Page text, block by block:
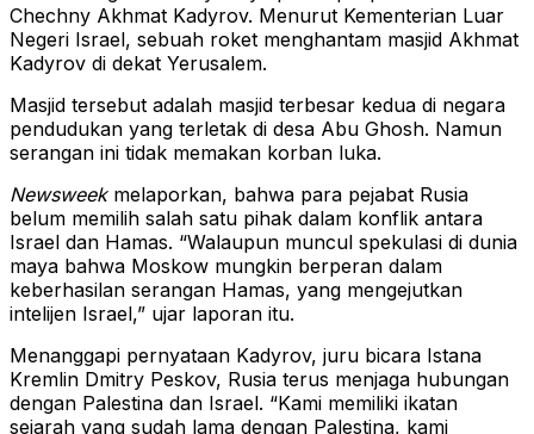
Chechny Akhmat Kadyrov. Menurut Kementerian Luar
Negeri Israel, sebuah roket menghantam masjid Akhmat
Kadyrov di dekat Yerusalem.
Masjid tersebut adalah masjid terbesar kedua di negara
pendudukan yang terletak di desa Abu Ghosh. Namun
serangan ini tidak memakan korban luka.
Newsweekmelaporkan, bahwa para pejabat Rusia
belum memilih salah satu pihak dalam konflik antara
Israel dan Hamas. “Walaupun muncul spekulasi di dunia
maya bahwa Moskow mungkin berperan dalam
keberhasilan serangan Hamas, yang mengejutkan
intelijen Israel,” ujar laporan itu.
Menanggapi pernyataan Kadyrov, juru bicara Istana
Kremlin Dmitry Peskov, Rusia terus menjaga hubungan
dengan Palestina dan Israel. “Kami memiliki ikatan
sejarah yang sudah lama dengan Palestina, kami